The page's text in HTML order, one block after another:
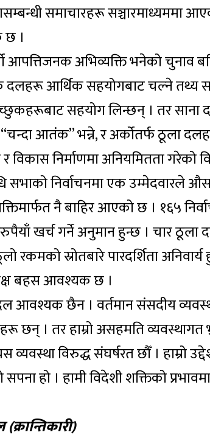
समाचारहरू सञ्चारमाध्यममा
छ ।
आपत्तिजनक अभिव्यक्ति भनेको चुनाव
दलहरू आर्थिक सहयोगबाट चल्ने तथ्य
सहयोग लिन्छन् । तर
आतंक” भन्ने, र अर्कोतर्फ ठूला
निर्माणमा अनियमितता गरेको
सभाको निर्वाचनमा एक
नै बाहिर आएको छ । १६५
खर्च गर्ने अनुमान हुन्छ । चार ठूला
रकमको स्रोतबारे पारदर्शिता
बहस आवश्यक छ ।
आवश्यक छैन । वर्तमान संसदीय
। तर हाम्रो असहमति व्यवस्थागत
विरुद्ध संघर्षरत छौँ । हाम्रो
सपना हो । हामी विदेशी शक्तिको